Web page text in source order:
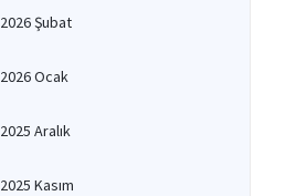
2026 Şubat
2026 Ocak
2025 Aralık
2025 Kasım